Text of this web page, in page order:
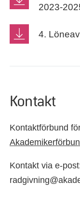
2023-
4.
Kontakt
Kontaktförbund
Kontakt via e-